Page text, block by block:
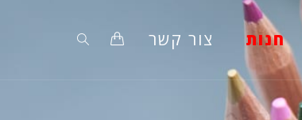
חנות צור קשר